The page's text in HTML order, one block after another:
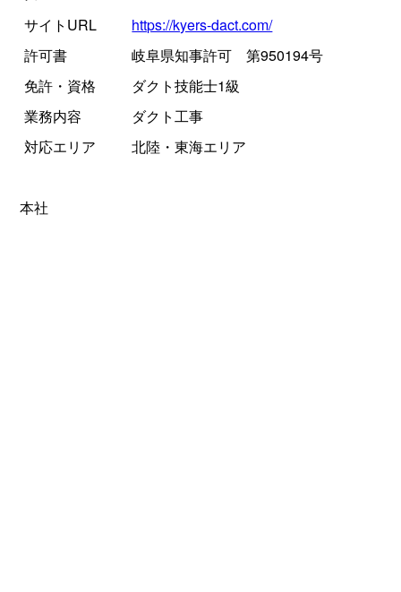
サイトURL
https://kyers-dact.com/
許可書
岐阜県知事許可 第950194号
免許・資格
ダクト技能士1級
業務内容
ダクト工事
対応エリア
北陸・東海エリア
本社